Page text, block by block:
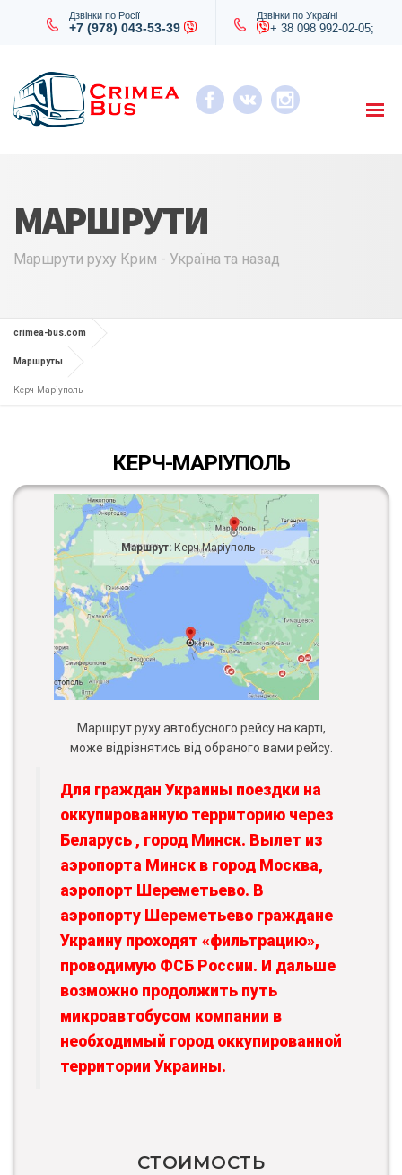
Дзвінки по Росії
+7 (978) 043-53-39
Дзвінки по Україні
+ 38 098 992-02-05;
МАРШРУТИ
Маршрути руху Крим - Україна та назад
crimea-bus.com
Маршруты
Керч-Маріуполь
КЕРЧ-МАРІУПОЛЬ
Маршрут: Керч-Маріуполь
Маршрут руху автобусного рейсу на карті,
може відрізнятись від обраного вами рейсу.
Для граждан Украины поездки на
оккупированную территорию через
Беларусь , город Минск. Вылет из
аэропорта Минск в город Москва,
аэропорт Шереметьево. В
аэропорту Шереметьево граждане
Украину проходят «фильтрацию»,
проводимую ФСБ России. И дальше
возможно продолжить путь
микроавтобусом компании в
необходимый город оккупированной
территории Украины.
СТОИМОСТЬ